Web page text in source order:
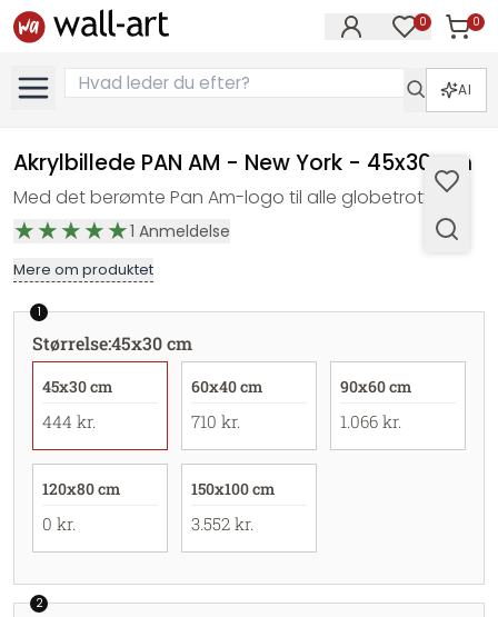
0 0
Varer
AI
Akrylbillede PAN AM - New York - 45x30 cm
Med det berømte Pan Am-logo til alle globetrottere
1 Anmeldelse
Mere om produktet
1
Størrelse:45x30 cm
45x30 cm
444 kr.
60x40 cm
710 kr.
90x60 cm
1.066 kr.
120x80 cm
0 kr.
150x100 cm
3.552 kr.
2